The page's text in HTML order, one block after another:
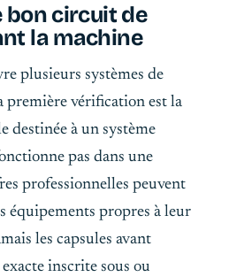
bon circuit de
la machine
plusieurs systèmes de
première vérification est la
destinée à un système
pas dans une
professionnelles peuvent
équipements propres à leur
les capsules avant
inscrite sous ou